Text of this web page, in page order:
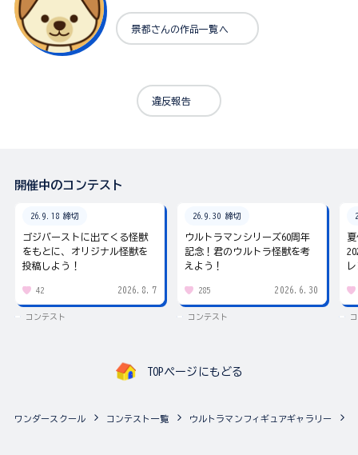
景都さんの作品一覧へ
違反報告
開催中のコンテスト
26.9.18 締切
ゴジバーストに出てくる怪獣
をもとに、オリジナル怪獣を
投稿しよう！
42 2026.8.7
コンテスト
26.9.30 締切
ウルトラマンシリーズ60周年
記念！君のウルトラ怪獣を考
えよう！
285 2026.6.30
コンテスト
TOPページにもどる
ワンダースクール コンテスト一覧 ウルトラマンフィギュアギャラリー